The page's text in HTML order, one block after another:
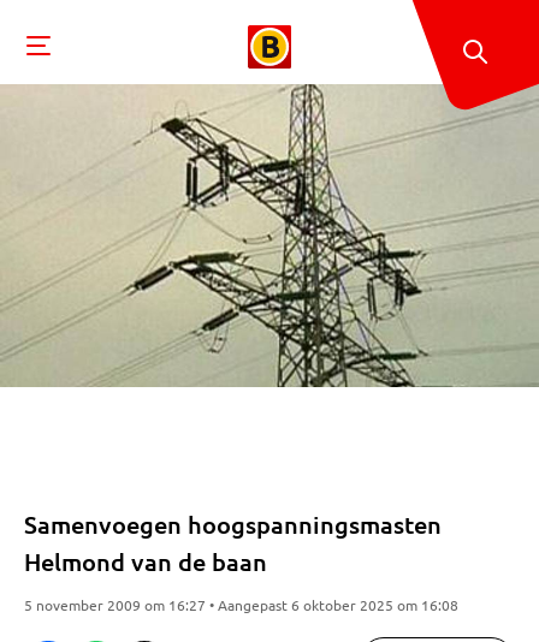
Samenvoegen hoogspanningsmasten
Helmond van de baan
5 november 2009 om 16:27 • Aangepast 6 oktober 2025 om 16:08